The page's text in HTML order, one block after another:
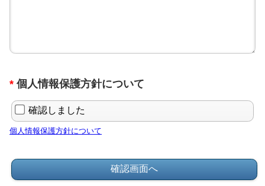
* 個人情報保護方針について
確認しました
個人情報保護方針について